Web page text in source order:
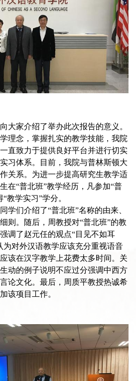
大家介绍了举办此次报告的意义。
理念，掌握扎实的教学技能，我院
直致力于提供良好平台并进行切实
习体系。目前，我院与普林斯顿大
关系。为进一步提高研究生教学适
在“普北班”教学经历，凡参加“普
教学实习”学分。
学们介绍了“普北班”名称的由来、
则。随后，周教授对“普北班”的教
调了赵元任的观点“目见不如耳
为对外汉语教学应该充分重视语音
该在汉字教学上花费太多时间。关
动的例子说明不应过分强调中西方
论文化。最后，周质平教授热诚希
该项目工作。